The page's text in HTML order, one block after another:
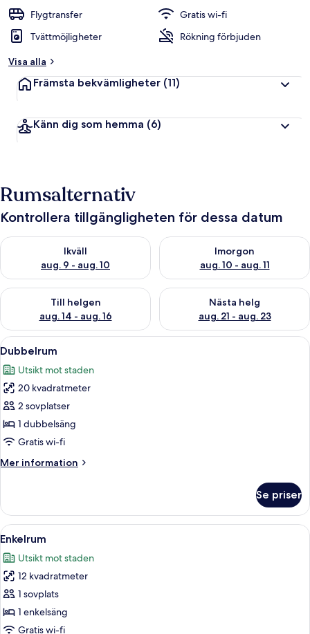
Flygtransfer
Gratis wi-fi
Tvättmöjligheter
Rökning förbjuden
Visa alla
Främsta bekvämligheter (11)
Känn dig som hemma (6)
Rumsalternativ
Kontrollera tillgängligheten för dessa datum
Ikväll
aug. 9 - aug. 10
Kontrollera tillgängligheten för ikväll aug. 9 - aug. 10
Imorgon
aug. 10 - aug. 11
Kontrollera tillgängligheten
Till helgen
aug. 14 - aug. 16
Kontrollera tillgängligheten för den här helgen aug. 14 - aug.
Nästa helg
aug. 21 - aug. 23
Kontrollera tillgängligheten
Öppna
alla
foton
för
Dubbelrum
Ett modernt sovrum med en säng,
26
Dubbelrum
Utsikt mot staden
20 kvadratmeter
2 sovplatser
1 dubbelsäng
Gratis wi-fi
Mer information
Mer
Se priser
Öppna
alla
foton
för
Enkelrum
Ett sovrum med en säng, ett
13
Enkelrum
Utsikt mot staden
12 kvadratmeter
1 sovplats
1 enkelsäng
Gratis wi-fi